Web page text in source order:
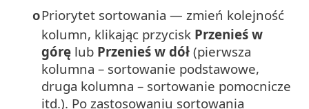
oPriorytet sortowania — zmień kolejność
kolumn, klikając przycisk Przenieś w
górę lub Przenieś w dół (pierwsza
kolumna – sortowanie podstawowe,
druga kolumna – sortowanie pomocnicze
itd.). Po zastosowaniu sortowania